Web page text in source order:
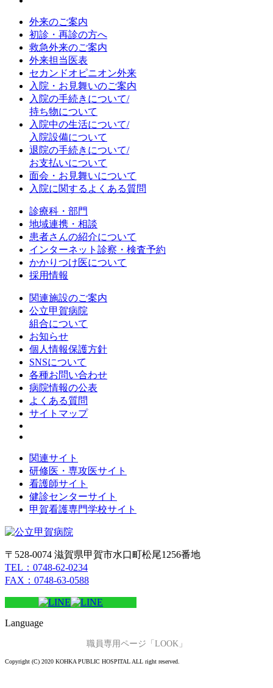
外来のご案内
初診・再診の方へ
救急外来のご案内
外来担当医表
セカンドオピニオン外来
入院・お見舞いのご案内
入院の手続きについて/
持ち物について
入院中の生活について/
入院設備について
退院の手続きについて/
お支払いについて
面会・お見舞いについて
入院に関するよくある質問
診療科・部門
地域連携・相談
患者さんの紹介について
インターネット診察・検査予約
かかりつけ医について
採用情報
関連施設のご案内
公立甲賀病院
組合について
お知らせ
個人情報保護方針
SNSについて
各種お問い合わせ
病院情報の公表
よくある質問
サイトマップ
関連サイト
研修医・専攻医サイト
看護師サイト
健診センターサイト
甲賀看護専門学校サイト
〒528-0074 滋賀県甲賀市水口町松尾1256番地
TEL：0748-62-0234
FAX：0748-63-0588
Language
職員専用ページ「LOOK」
Copyright (C) 2020 KOHKA PUBLIC HOSPITAL ALL right reserved.